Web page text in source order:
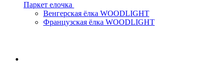
Паркет елочка
Венгерская ёлка WOODLIGHT
Французская ёлка WOODLIGHT